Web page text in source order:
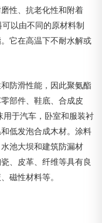
性、抗老化性和附着
以由不同的原材料制
它在高温下不耐水解或
防滑性能，因此聚氨酯
部件、鞋底、合成皮
用于汽车，卧室和服装衬
低发泡合成木材。涂料
池大坝和建筑防漏材
、皮革、纤维等具有良
磁性材料等。